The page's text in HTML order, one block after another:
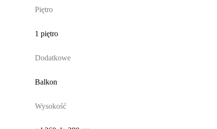
Piętro
1 piętro
Dodatkowe
Balkon
Wysokość